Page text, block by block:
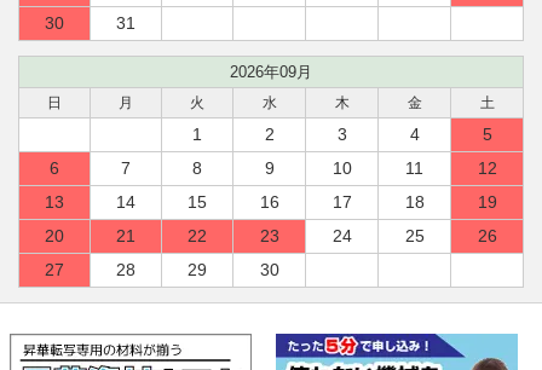
30
31
2026年09月
日 月 火 水 木 金 土
1 2 3 4
5
6
7 8 9 10 11
12
13
14 15 16 17 18
19
20
21 22 23 24 25
26
27
28 29 30